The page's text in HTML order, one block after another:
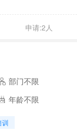
申请:2人
部门不限
年龄不限
训